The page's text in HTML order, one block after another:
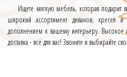
Ищете мягкую мебель, которая подарит
широкий ассортимент диванов, кресел и
дополнением к вашему интерьеру. Высокое
доставка - всё для вас! Звоните и выбирайте